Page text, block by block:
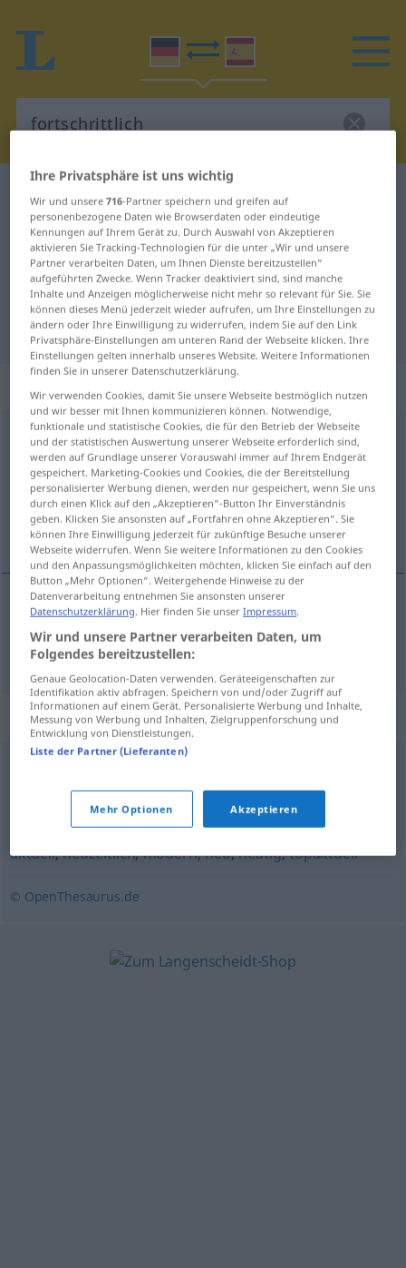
Deutsch-Spanisch Übersetzung für
"fortschrittlich"
"fortschrittlich" Spanisch
Übersetzung
„fortschrittlich“ : Adjektiv
fortschrittlichadj
Übersicht aller Übersetzungen
(Für mehr Details die Übersetzung anklicken/antippen)
progresista, avanzado
avanzado fortschrittlich
Synonyme für "fortschrittlich"
zeitgemäß,neuartig,neumodisch (leicht abwertend)
aktuell,neuzeitlich,modern,neu,heutig,topaktuell
© OpenThesaurus.de
Ihre Privatsphäre ist uns wichtig
Wir und unsere716-Partner speichern und greifen auf
personenbezogene Daten wie Browserdaten oder eindeutige
Kennungen auf Ihrem Gerät zu. Durch Auswahl von Akzeptieren
aktivieren Sie Tracking-Technologien für die unter „Wir und unsere
Partner verarbeiten Daten, um Ihnen Dienste bereitzustellen“
aufgeführten Zwecke. Wenn Tracker deaktiviert sind, sind manche
Inhalte und Anzeigen möglicherweise nicht mehr so relevant für Sie. Sie
können dieses Menü jederzeit wieder aufrufen, um Ihre Einstellungen zu
ändern oder Ihre Einwilligung zu widerrufen, indem Sie auf den Link
Privatsphäre-Einstellungen am unteren Rand der Webseite klicken. Ihre
Einstellungen gelten innerhalb unseres Website. Weitere Informationen
finden Sie in unserer Datenschutzerklärung.
Wir verwenden Cookies, damit Sie unsere Webseite bestmöglich nutzen
und wir besser mit Ihnen kommunizieren können. Notwendige,
funktionale und statistische Cookies, die für den Betrieb der Webseite
und der statistischen Auswertung unserer Webseite erforderlich sind,
werden auf Grundlage unserer Vorauswahl immer auf Ihrem Endgerät
gespeichert. Marketing-Cookies und Cookies, die der Bereitstellung
personalisierter Werbung dienen, werden nur gespeichert, wenn Sie uns
durch einen Klick auf den „Akzeptieren“-Button Ihr Einverständnis
geben. Klicken Sie ansonsten auf „Fortfahren ohne Akzeptieren“. Sie
können Ihre Einwilligung jederzeit für zukünftige Besuche unserer
Webseite widerrufen. Wenn Sie weitere Informationen zu den Cookies
und den Anpassungsmöglichkeiten möchten, klicken Sie einfach auf den
Button „Mehr Optionen“. Weitergehende Hinweise zu der
Datenverarbeitung entnehmen Sie ansonsten unserer
Datenschutzerklärung. Hier finden Sie unserImpressum.
Wir und unsere Partner verarbeiten Daten, um
Folgendes bereitzustellen:
Genaue Geolocation-Daten verwenden. Geräteeigenschaften zur
Identifikation aktiv abfragen. Speichern von und/oder Zugriff auf
Informationen auf einem Gerät. Personalisierte Werbung und Inhalte,
Messung von Werbung und Inhalten, Zielgruppenforschung und
Entwicklung von Dienstleistungen.
Liste der Partner (Lieferanten)
Mehr Optionen Akzeptieren